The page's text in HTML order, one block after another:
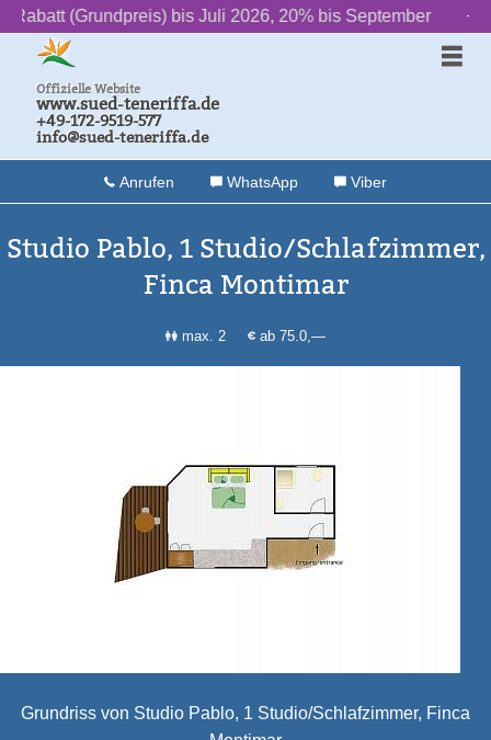
bis Juli 2026, 20% bis September‌ ‌ ‌ ‌ ‌ ‌ ++ ‌ ‌ ‌ ‌ ‌ ‌2» Das
Offizielle Website
www.sued-teneriffa.de
+49-172-9519-577
info@sued-teneriffa.de
Anrufen WhatsApp Viber
Studio Pablo, 1 Studio/Schlafzimmer,
Finca Montimar
max. 2 ab 75.0,—
Die Terrasse ist für zwei Personen möbliert.